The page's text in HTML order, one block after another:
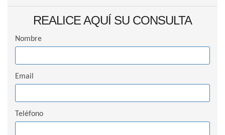
REALICE AQUÍ SU CONSULTA
Nombre
Email
Teléfono